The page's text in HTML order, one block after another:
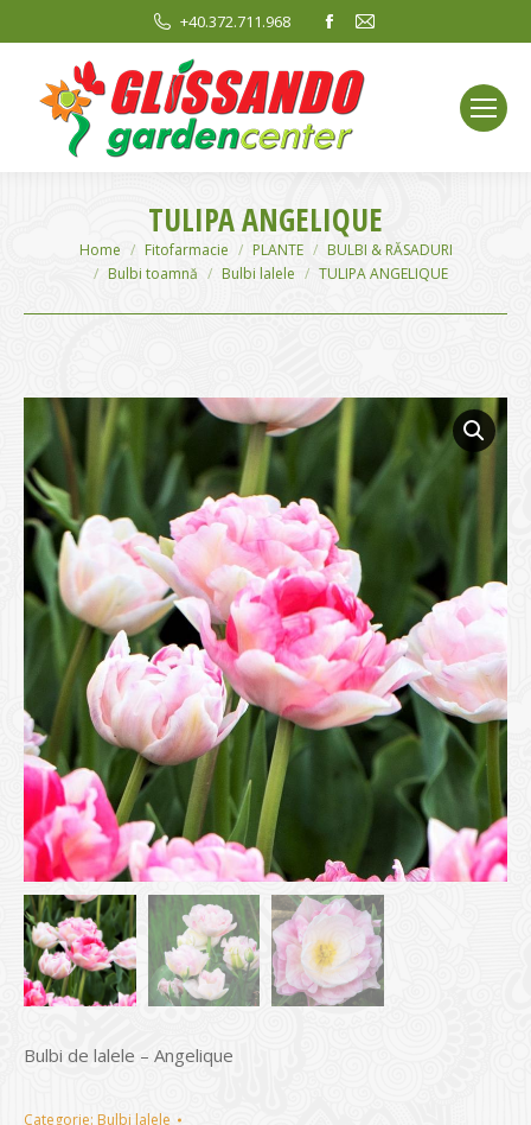
+40.372.711.968
Facebook
opens
in
new
window
Mail
window
TULIPA ANGELIQUE
You are here:
Home Fitofarmacie PLANTE
BULBI & RĂSADURI
Bulbi toamnă
Bulbi lalele TULIPA ANGELIQUE
Bulbi de lalele – Angelique
Categorie: Bulbi lalele